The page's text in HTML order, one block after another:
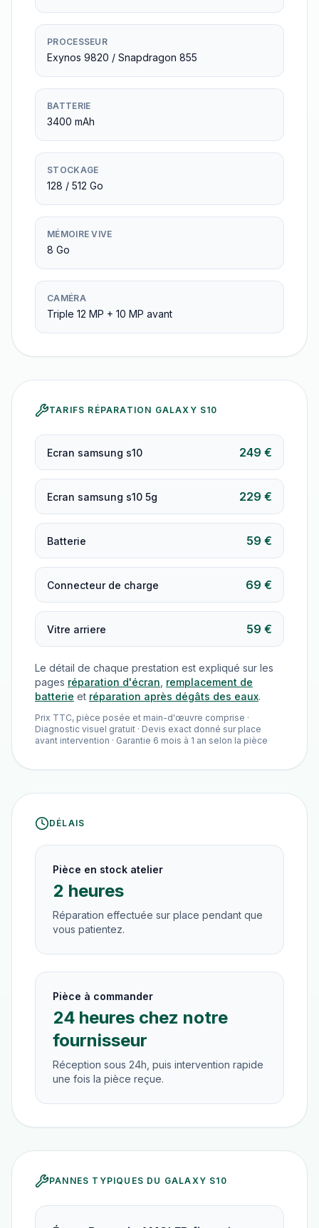
PROCESSEUR
Exynos 9820 / Snapdragon 855
BATTERIE
3400 mAh
STOCKAGE
128 / 512 Go
MÉMOIRE VIVE
8 Go
CAMÉRA
Triple 12 MP + 10 MP avant
TARIFS RÉPARATION GALAXY S10
Ecran samsung s10 249 €
Ecran samsung s10 5g 229 €
Batterie 59 €
Connecteur de charge 69 €
Vitre arriere 59 €
Le détail de chaque prestation est expliqué sur les
pages réparation d'écran remplacement de
batterie et réparation après dégâts des eaux.
Prix TTC, pièce posée et main-d'œuvre comprise ·
Diagnostic visuel gratuit · Devis exact donné sur place
avant intervention · Garantie 6 mois à 1 an selon la pièce
DÉLAIS
Pièce en stock atelier
2 heures
Réparation effectuée sur place pendant que
vous patientez.
Pièce à commander
24 heures chez notre
fournisseur
Réception sous 24h, puis intervention rapide
une fois la pièce reçue.
PANNES TYPIQUES DU GALAXY S10